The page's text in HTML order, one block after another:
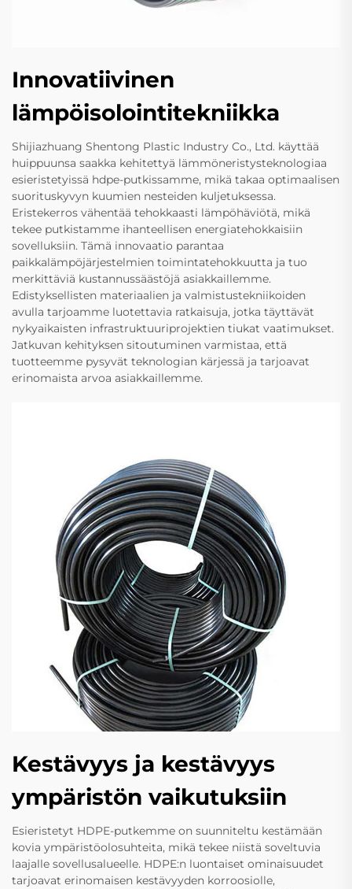
Innovatiivinen
lämpöisolointitekniikka
Shijiazhuang Shentong Plastic Industry Co., Ltd. käyttää
huippuunsa saakka kehitettyä lämmöneristysteknologiaa
esieristetyissä hdpe-putkissamme, mikä takaa optimaalisen
suorituskyvyn kuumien nesteiden kuljetuksessa.
Eristekerros vähentää tehokkaasti lämpöhäviötä, mikä
tekee putkistamme ihanteellisen energiatehokkaisiin
sovelluksiin. Tämä innovaatio parantaa
paikkalämpöjärjestelmien toimintatehokkuutta ja tuo
merkittäviä kustannussäästöjä asiakkaillemme.
Edistyksellisten materiaalien ja valmistustekniikoiden
avulla tarjoamme luotettavia ratkaisuja, jotka täyttävät
nykyaikaisten infrastruktuuriprojektien tiukat vaatimukset.
Jatkuvan kehityksen sitoutuminen varmistaa, että
tuotteemme pysyvät teknologian kärjessä ja tarjoavat
erinomaista arvoa asiakkaillemme.
Kestävyys ja kestävyys
ympäristön vaikutuksiin
Esieristetyt HDPE-putkemme on suunniteltu kestämään
kovia ympäristöolosuhteita, mikä tekee niistä soveltuvia
laajalle sovellusalueelle. HDPE:n luontaiset ominaisuudet
tarjoavat erinomaisen kestävyyden korroosiolle,